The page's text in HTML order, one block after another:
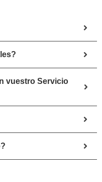
vuestro Servicio